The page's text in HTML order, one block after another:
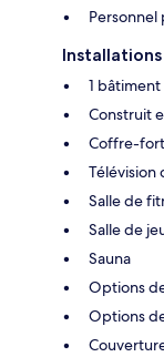
Installations
1 bâtiment
Construit
Coffre-
Télévision
Salle de
Salle de
Sauna
Options
Options